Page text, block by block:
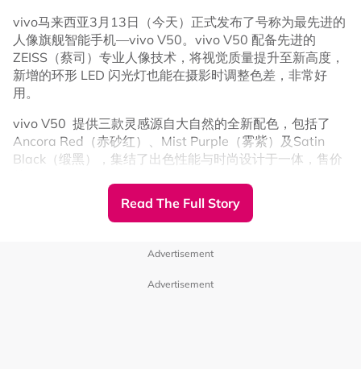
iPhone 17
256GB：RM3999
512GB：RM4999
vivo马来西亚3月13日（今天）正式发布了号称为最先进的
人像旗舰智能手机—vivo V50。vivo V50 配备先进的
ZEISS（蔡司）专业人像技术，将视觉质量提升至新高度，
新增的环形 LED 闪光灯也能在摄影时调整色差，非常好
用。
vivo V50 提供三款灵感源自大自然的全新配色，包括了
Ancora Red（赤砂红）、Mist Purple（雾紫）及Satin
Black（缎黑），集结了出色性能与时尚设计于一体，售价
Read The Full Story
Advertisement
Advertisement